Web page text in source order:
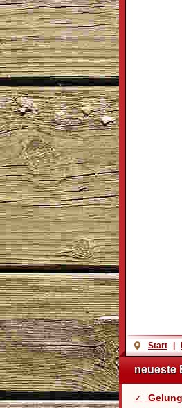
Start |
neueste